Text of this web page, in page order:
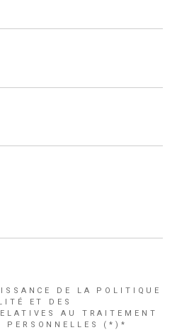
DE LA POLITIQUE
ET DES
AU TRAITEMENT
PERSONNELLES (*)*